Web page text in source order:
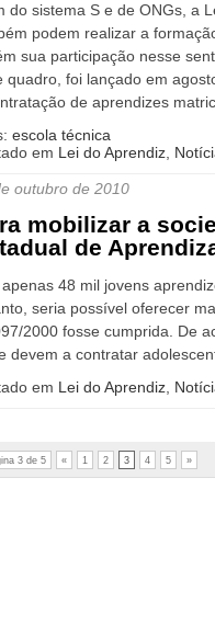
do sistema S e de ONGs, a
podem realizar a
sua participação nesse
quadro, foi lançado em
de aprendizes
escola técnica
em Lei do Aprendiz,
outubro de 2010
mobilizar a
de
apenas 48 mil jovens
seria possível oferecer
2000 fosse cumprida. De
devem a contratar
em Lei do Aprendiz
3 de 5 « 1 2 3 4 5 »